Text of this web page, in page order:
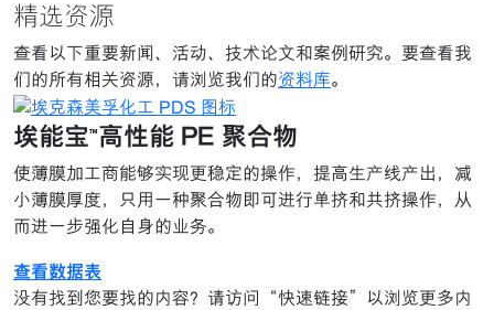
精选资源
查看以下重要新闻、活动、技术论文和案例研究。要查看我
们的所有相关资源，请浏览我们的资料库。
埃能宝™高性能 PE 聚合物
使薄膜加工商能够实现更稳定的操作，提高生产线产出，减
小薄膜厚度，只用一种聚合物即可进行单挤和共挤操作，从
而进一步强化自身的业务。
查看数据表
没有找到您要找的内容？请访问“快速链接”以浏览更多内